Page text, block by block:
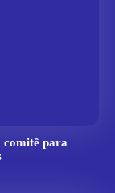
comitê para